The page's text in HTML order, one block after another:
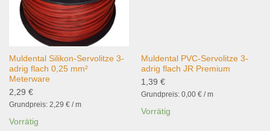
Muldental Silikon-Servolitze 3-
adrig flach 0,25 mm²
Meterware
2,29 €
Grundpreis: 2,29 €/m
Vorrätig
Muldental PVC-Servolitze 3-
adrig flach JR Premium
1,39 €
Grundpreis: 0,00 €/m
Vorrätig